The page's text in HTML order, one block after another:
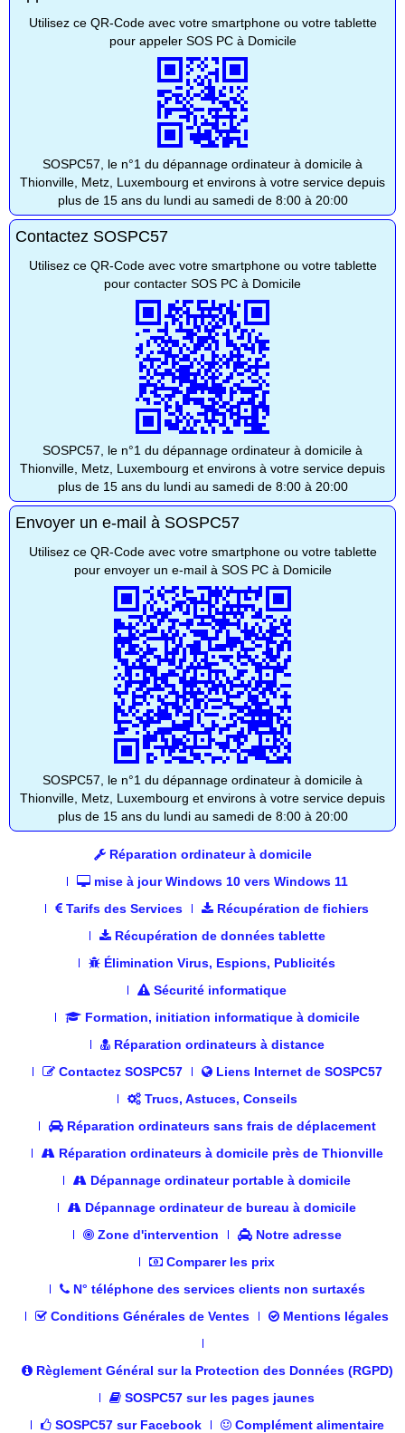
Utilisez ce QR-Code avec votre smartphone ou votre tablette
pour appeler SOS PC à Domicile
SOSPC57, le n°1 du dépannage ordinateur à domicile à
Thionville, Metz, Luxembourg et environs à votre service depuis
plus de 15 ans du lundi au samedi de 8:00 à 20:00
Contactez SOSPC57
Utilisez ce QR-Code avec votre smartphone ou votre tablette
pour contacter SOS PC à Domicile
SOSPC57, le n°1 du dépannage ordinateur à domicile à
Thionville, Metz, Luxembourg et environs à votre service depuis
plus de 15 ans du lundi au samedi de 8:00 à 20:00
Envoyer un e-mail à SOSPC57
Utilisez ce QR-Code avec votre smartphone ou votre tablette
pour envoyer un e-mail à SOS PC à Domicile
SOSPC57, le n°1 du dépannage ordinateur à domicile à
Thionville, Metz, Luxembourg et environs à votre service depuis
plus de 15 ans du lundi au samedi de 8:00 à 20:00
Réparation ordinateur à domicile
mise à jour Windows 10 vers Windows 11
Tarifs des Services
Récupération de fichiers
Récupération de données tablette
Élimination Virus, Espions, Publicités
Sécurité informatique
Formation, initiation informatique à domicile
Réparation ordinateurs à distance
Contactez SOSPC57
Liens Internet de SOSPC57
Trucs, Astuces, Conseils
Réparation ordinateurs sans frais de déplacement
Réparation ordinateurs à domicile près de Thionville
Dépannage ordinateur portable à domicile
Dépannage ordinateur de bureau à domicile
Zone d'intervention
Notre adresse
Comparer les prix
N° téléphone des services clients non surtaxés
Conditions Générales de Ventes
Mentions légales
Règlement Général sur la Protection des Données (RGPD)
SOSPC57 sur les pages jaunes
SOSPC57 sur Facebook
Complément alimentaire